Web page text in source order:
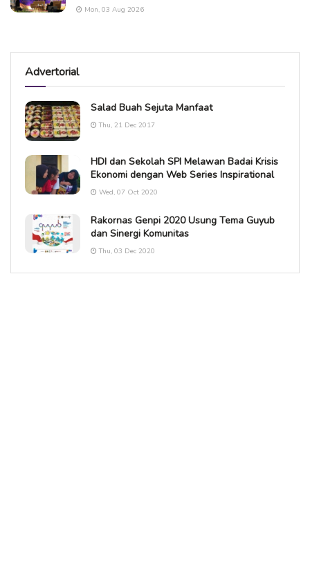
Mon, 03 Aug 2026
Advertorial
Salad Buah Sejuta Manfaat
Thu, 21 Dec 2017
HDI dan Sekolah SPI Melawan Badai Krisis
Ekonomi dengan Web Series Inspirational
Wed, 07 Oct 2020
Rakornas Genpi 2020 Usung Tema Guyub
dan Sinergi Komunitas
Thu, 03 Dec 2020